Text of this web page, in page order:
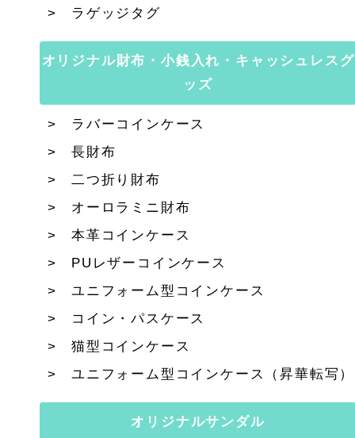
ラゲッジタグ
オリジナル財布・小銭入れ・キャッシュレスグ
ッズ
ラバーコインケース
長財布
二つ折り財布
オーロラミニ財布
本革コインケース
PUレザーコインケース
ユニフォーム型コインケース
コイン・パスケース
猫型コインケース
ユニフォーム型コインケース（昇華転写）
オリジナルサンダル